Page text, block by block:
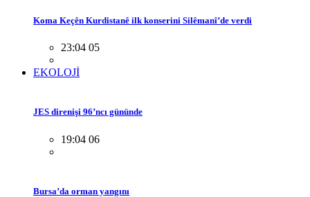
Koma Keçên Kurdistanê ilk konserini Silêmanî’de verdi
23:04 05
EKOLOJİ
JES direnişi 96’ncı gününde
19:04 06
Bursa’da orman yangını